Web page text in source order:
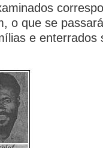
o que se
e enterrados